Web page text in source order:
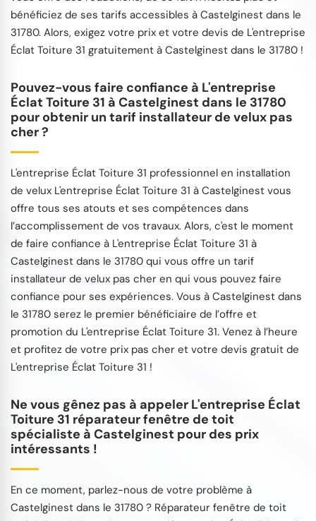
bénéficiez de ses tarifs accessibles à Castelginest dans le
31780. Alors, exigez votre prix et votre devis de L'entreprise
Éclat Toiture 31 gratuitement à Castelginest dans le 31780 !
Pouvez-vous faire confiance à L'entreprise
Éclat Toiture 31 à Castelginest dans le 31780
pour obtenir un tarif installateur de velux pas
cher ?
L'entreprise Éclat Toiture 31 professionnel en installation
de velux L'entreprise Éclat Toiture 31 à Castelginest vous
offre tous ses atouts et ses compétences dans
l’accomplissement de vos travaux. Alors, c'est le moment
de faire confiance à L'entreprise Éclat Toiture 31 à
Castelginest dans le 31780 qui vous offre un tarif
installateur de velux pas cher en qui vous pouvez faire
confiance pour ses expériences. Vous à Castelginest dans
le 31780 serez le premier bénéficiaire de l’offre et
promotion du L'entreprise Éclat Toiture 31. Venez à l’heure
et profitez de votre prix pas cher et votre devis gratuit de
L'entreprise Éclat Toiture 31 !
Ne vous gênez pas à appeler L'entreprise Éclat
Toiture 31 réparateur fenêtre de toit
spécialiste à Castelginest pour des prix
intéressants !
En ce moment, parlez-nous de votre problème à
Castelginest dans le 31780 ? Réparateur fenêtre de toit